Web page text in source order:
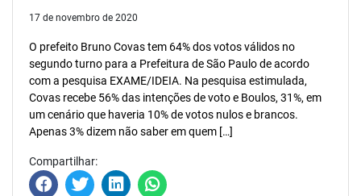
17 de novembro de 2020
O prefeito Bruno Covas tem 64% dos votos válidos no
segundo turno para a Prefeitura de São Paulo de acordo
com a pesquisa EXAME/IDEIA. Na pesquisa estimulada,
Covas recebe 56% das intenções de voto e Boulos, 31%, em
um cenário que haveria 10% de votos nulos e brancos.
Apenas 3% dizem não saber em quem […]
Compartilhar: